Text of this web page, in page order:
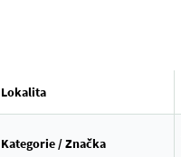
Lokalita
Kategorie / Značka